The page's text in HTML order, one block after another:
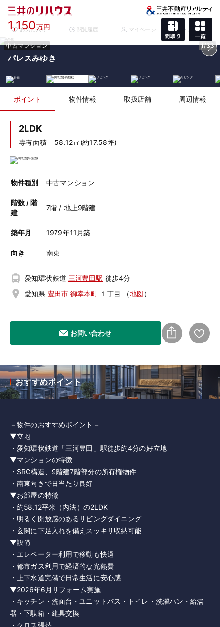
お気に入り 閲覧履歴 マイページ メニュー
中古マンション 1/33
1,150万円
パレスみゆき
ポイント 物件情報 取扱店舗 周辺情報
2LDK
専有面積 58.12㎡(約17.58坪)
物件種別 中古マンション
階数 / 階
建
7階 / 地上9階建
築年月 1979年11月築
向き 南東
愛知環状鉄道 三河豊田駅 徒歩4分
愛知県 豊田市 御幸本町 １丁目 （地図 ）
お問い合わせ
おすすめポイント
－物件のおすすめポイント－
▼立地
・愛知環状鉄道「三河豊田」駅徒歩約4分の好立地
▼マンションの特徴
・SRC構造、9階建7階部分の所有権物件
・南東向きで日当たり良好
▼お部屋の特徴
・約58.12平米（内法）の2LDK
・明るく開放感のあるリビングダイニング
・玄関に下足入れを備えスッキリ収納可能
▼設備
・エレベーター利用で移動も快適
・都市ガス利用で経済的な光熱費
・上下水道完備で日常生活に安心感
▼2026年6月リフォーム実施
・キッチン・洗面台・ユニットバス・トイレ・洗濯パン・給湯
器・下駄箱・建具交換
・クロス張替